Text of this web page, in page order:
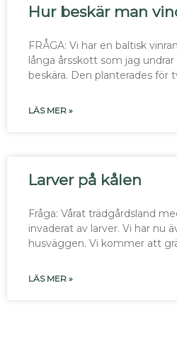
Hur beskär man
FRÅGA: Vi har en baltisk
långa årsskott som jag
beskära. Den planterades för
LÄS MER »
Larver på kålen
Fråga: Vårat trädgårdsland
invaderat av larver. Vi har nu
husväggen. Vi kommer att
LÄS MER »